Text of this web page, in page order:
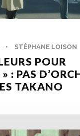
• STÉPHANE LOISON
POUR
: PAS
TAKANO